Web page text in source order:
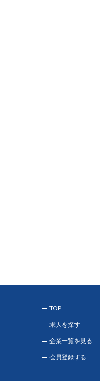
TOP
求人を探す
企業一覧を見る
会員登録する